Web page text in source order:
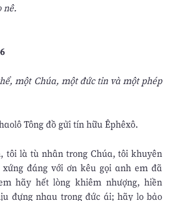
nê.
một Chúa, một đức tin và một phép
Tông đồ gửi tín hữu Êphêxô.
tôi là tù nhân trong Chúa, tôi khuyên
đáng với ơn kêu gọi anh em đã
hãy hết lòng khiêm nhượng, hiền
đựng nhau trong đức ái; hãy lo bảo